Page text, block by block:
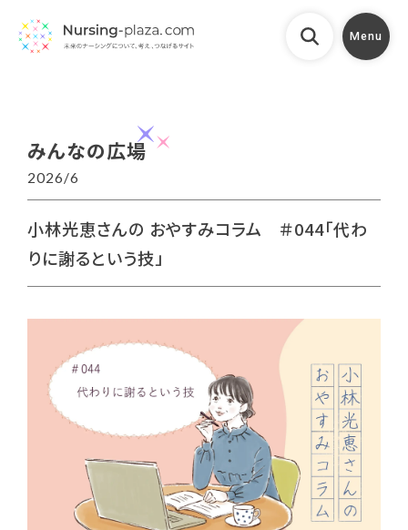
Menu
みんなの広場
2026/6
小林光恵さんの おやすみコラム ＃044「代わ
りに謝るという技」